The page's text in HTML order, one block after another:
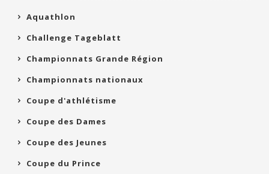
Aquathlon
Challenge Tageblatt
Championnats Grande Région
Championnats nationaux
Coupe d'athlétisme
Coupe des Dames
Coupe des Jeunes
Coupe du Prince